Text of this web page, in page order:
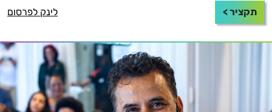
תקציר > לינק לפרסום